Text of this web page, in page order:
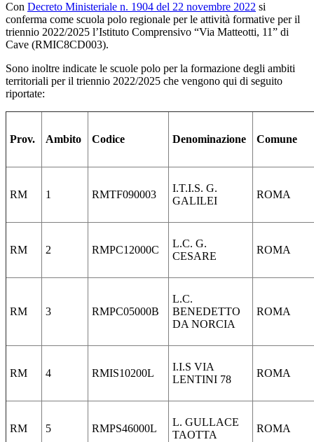
Con Decreto Ministeriale n. 1904 del 22 novembre 2022 si
conferma come scuola polo regionale per le attività formative per il
triennio 2022/2025 l’Istituto Comprensivo “Via Matteotti, 11” di
Cave (RMIC8CD003).
Sono inoltre indicate le scuole polo per la formazione degli ambiti
territoriali per il triennio 2022/2025 che vengono qui di seguito
riportate:
Prov. Ambito Codice Denominazione Comune
RM 1 RMTF090003
I.T.I.S. G.
GALILEI
ROMA
RM 2 RMPC12000C
L.C. G.
CESARE
ROMA
RM 3 RMPC05000B
L.C.
BENEDETTO
DA NORCIA
ROMA
RM 4 RMIS10200L
I.I.S VIA
LENTINI 78
ROMA
RM 5 RMPS46000L
L. GULLACE
TAOTTA
ROMA